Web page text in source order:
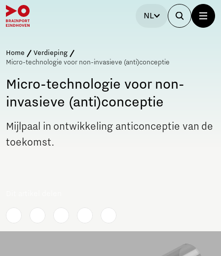
NL
Home
Verdieping
Micro-technologie voor non-invasieve (anti)conceptie
Micro-technologie voor non-
invasieve (anti)conceptie
Mijlpaal in ontwikkeling anticonceptie van de
toekomst.